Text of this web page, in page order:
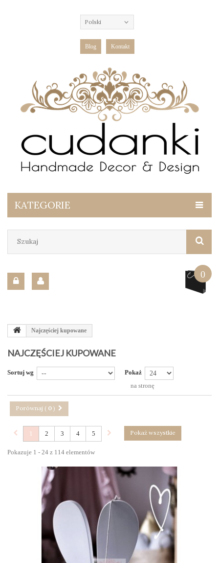
Polski
Blog Kontakt
KATEGORIE
0
Najczęściej kupowane
NAJCZĘŚCIEJ KUPOWANE
Sortuj wg
Pokaż
na stronę
Porównaj ( 0 )
Pokaż wszystkie
1 2 3 4 5
Pokazuje 1 - 24 z 114 elementów